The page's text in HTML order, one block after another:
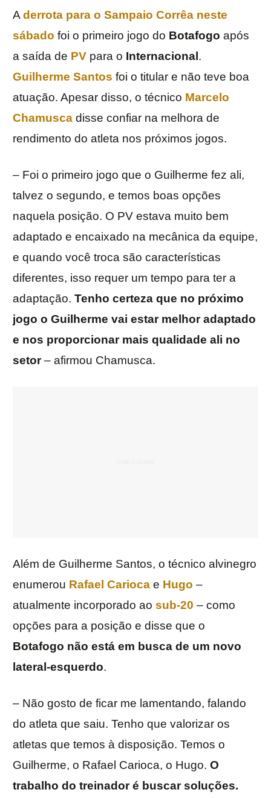
Aderrota para o Sampaio Corrêa neste
sábado foi o primeiro jogo do Botafogo após
a saída de PV para o Internacional .
Guilherme Santos foi o titular e não teve boa
atuação. Apesar disso, o técnico Marcelo
Chamusca disse confiar na melhora de
rendimento do atleta nos próximos jogos.
– Foi o primeiro jogo que o Guilherme fez ali,
talvez o segundo, e temos boas opções
naquela posição. O PV estava muito bem
adaptado e encaixado na mecânica da equipe,
e quando você troca são características
diferentes, isso requer um tempo para ter a
adaptação. Tenho certeza que no próximo
jogo o Guilherme vai estar melhor adaptado
e nos proporcionar mais qualidade ali no
setor– afirmou Chamusca.
Além de Guilherme Santos, o técnico alvinegro
enumerou Rafael Carioca e Hugo –
atualmente incorporado ao sub-20 – como
opções para a posição e disse que o
Botafogo não está em busca de um novo
lateral-esquerdo.
– Não gosto de ficar me lamentando, falando
do atleta que saiu. Tenho que valorizar os
atletas que temos à disposição. Temos o
Guilherme, o Rafael Carioca, o Hugo. O
trabalho do treinador é buscar soluções.